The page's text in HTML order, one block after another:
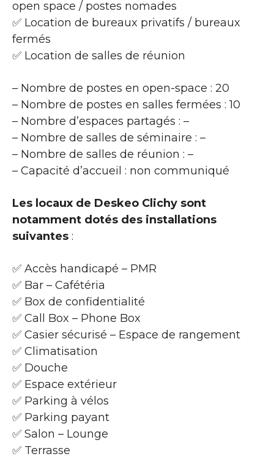
open space / postes nomades
✅ Location de bureaux privatifs / bureaux
fermés
✅ Location de salles de réunion
– Nombre de postes en open-space : 20
– Nombre de postes en salles fermées : 10
– Nombre d’espaces partagés : –
– Nombre de salles de séminaire : –
– Nombre de salles de réunion : –
– Capacité d’accueil : non communiqué
Les locaux de Deskeo Clichy sont
notamment dotés des installations
suivantes :
✅ Accès handicapé – PMR
✅ Bar – Cafétéria
✅ Box de confidentialité
✅ Call Box – Phone Box
✅ Casier sécurisé – Espace de rangement
✅ Climatisation
✅ Douche
✅ Espace extérieur
✅ Parking à vélos
✅ Parking payant
✅ Salon – Lounge
✅ Terrasse